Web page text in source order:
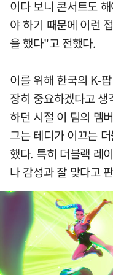
이다 보니 콘서트도
야 하기 때문에 이런
을 했다"고 전했다.
이를 위해 한국의 K-
장히 중요하겠다고
하던 시절 이 팀의 멤
그는 테디가 이끄는
했다. 특히 더블랙 레
나 감성과 잘 맞다고